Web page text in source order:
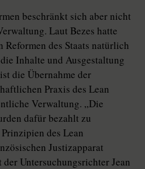
beschränkt sich aber nicht
Laut Bezes hatte
des Staats natürlich
Inhalte und Ausgestaltung
die Übernahme der
Praxis des Lean
Verwaltung. „Die
dafür bezahlt zu
des Lean
Justizapparat
der Untersuchungsrichter Jean